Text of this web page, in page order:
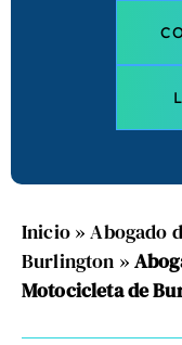
Inicio»Abogado
Burlington »
Motocicleta de